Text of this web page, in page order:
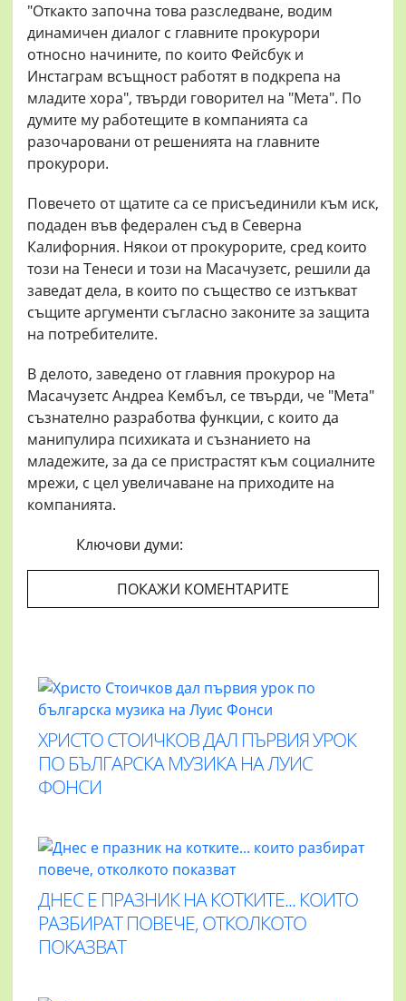
"Откакто започна това разследване, водим
динамичен диалог с главните прокурори
относно начините, по които Фейсбук и
Инстаграм всъщност работят в подкрепа на
младите хора", твърди говорител на "Мета". По
думите му работещите в компанията са
разочаровани от решенията на главните
прокурори.
Повечето от щатите са се присъединили към иск,
подаден във федерален съд в Северна
Калифорния. Някои от прокурорите, сред които
този на Тенеси и този на Масачузетс, решили да
заведат дела, в които по същество се изтъкват
същите аргументи съгласно законите за защита
на потребителите.
В делото, заведено от главния прокурор на
Масачузетс Андреа Кембъл, се твърди, че "Мета"
съзнателно разработва функции, с които да
манипулира психиката и съзнанието на
младежите, за да се пристрастят към социалните
мрежи, с цел увеличаване на приходите на
компанията.
Ключови думи:
ПОКАЖИ КОМЕНТАРИТЕ
ХРИСТО СТОИЧКОВ ДАЛ ПЪРВИЯ УРОК
ПО БЪЛГАРСКА МУЗИКА НА ЛУИС
ФОНСИ
ДНЕС Е ПРАЗНИК НА КОТКИТЕ... КОИТО
РАЗБИРАТ ПОВЕЧЕ, ОТКОЛКОТО
ПОКАЗВАТ